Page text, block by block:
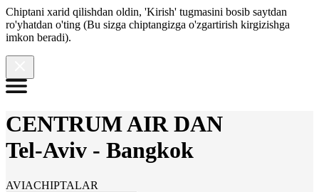
Chiptani xarid qilishdan oldin, 'Kirish' tugmasini bosib saytdan
ro'yhatdan o'ting (Bu sizga chiptangizga o'zgartirish kirgizishga
imkon beradi).
CENTRUM AIR DAN
Tel-Aviv - Bangkok
AVIACHIPTALAR